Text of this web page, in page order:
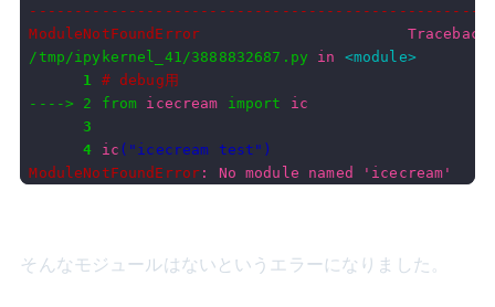
ModuleNotFoundError
/tmp/ipykernel_41/3888832687.py in <module>
      1
# debug用
----> 2
from icecream import
ic
      3
      4
ic ( "icecream test" )
ModuleNotFoundError : No module named 'icecream'
そんなモジュールはないというエラーになりました。